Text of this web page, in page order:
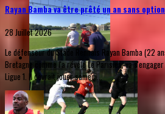
Rayan Bamba va être prêté un an sans
28 Juillet 2026
Le défenseur du Stade Rennais Rayan Bamba (22
Bretagne comme l'a révélé Le Parisien, va
Ligue 1. Il devrait jouer samedi...